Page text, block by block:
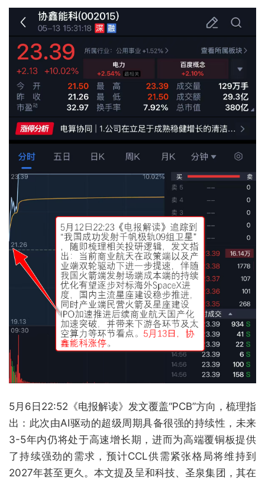
5月6日22:52《电报解读》发文覆盖“PCB”方向，梳理指
出：此次由AI驱动的超级周期具备很强的持续性，未来
3-5年内仍将处于高速增长期，进而为高端覆铜板提供
了持续强劲的需求，预计CCL供需紧张格局将维持到
2027年甚至更久。本文提及呈和科技、圣泉集团，其在